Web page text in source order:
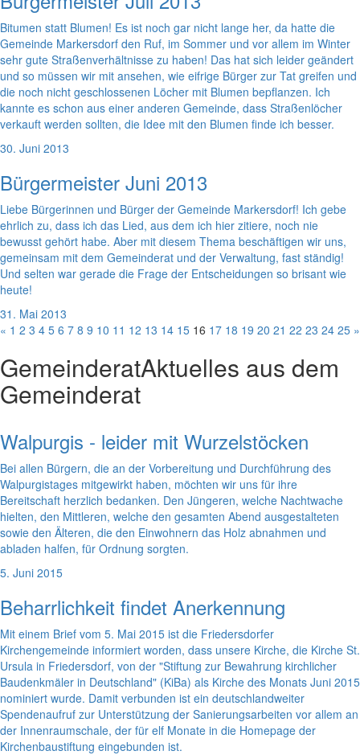
Bitumen statt Blumen! Es ist noch gar nicht lange her, da hatte die
Gemeinde Markersdorf den Ruf, im Sommer und vor allem im Winter
sehr gute Straßenverhältnisse zu haben! Das hat sich leider geändert
und so müssen wir mit ansehen, wie eifrige Bürger zur Tat greifen und
die noch nicht geschlossenen Löcher mit Blumen bepflanzen. Ich
kannte es schon aus einer anderen Gemeinde, dass Straßenlöcher
verkauft werden sollten, die Idee mit den Blumen finde ich besser.
30. Juni 2013
Bürgermeister Juni 2013
Liebe Bürgerinnen und Bürger der Gemeinde Markersdorf! Ich gebe
ehrlich zu, dass ich das Lied, aus dem ich hier zitiere, noch nie
bewusst gehört habe. Aber mit diesem Thema beschäftigen wir uns,
gemeinsam mit dem Gemeinderat und der Verwaltung, fast ständig!
Und selten war gerade die Frage der Entscheidungen so brisant wie
heute!
31. Mai 2013
« 1 2 3 4 5 6 7 8 9 10 11 12 13 14 15 16 17 18 19 20 21 22 23 24 25 »
GemeinderatAktuelles aus dem
Gemeinderat
Walpurgis - leider mit Wurzelstöcken
Bei allen Bürgern, die an der Vorbereitung und Durchführung des
Walpurgistages mitgewirkt haben, möchten wir uns für ihre
Bereitschaft herzlich bedanken. Den Jüngeren, welche Nachtwache
hielten, den Mittleren, welche den gesamten Abend ausgestalteten
sowie den Älteren, die den Einwohnern das Holz abnahmen und
abladen halfen, für Ordnung sorgten.
5. Juni 2015
Beharrlichkeit findet Anerkennung
Mit einem Brief vom 5. Mai 2015 ist die Friedersdorfer
Kirchengemeinde informiert worden, dass unsere Kirche, die Kirche St.
Ursula in Friedersdorf, von der "Stiftung zur Bewahrung kirchlicher
Baudenkmäler in Deutschland" (KiBa) als Kirche des Monats Juni 2015
nominiert wurde. Damit verbunden ist ein deutschlandweiter
Spendenaufruf zur Unterstützung der Sanierungsarbeiten vor allem an
der Innenraumschale, der für elf Monate in die Homepage der
Kirchenbaustiftung eingebunden ist.